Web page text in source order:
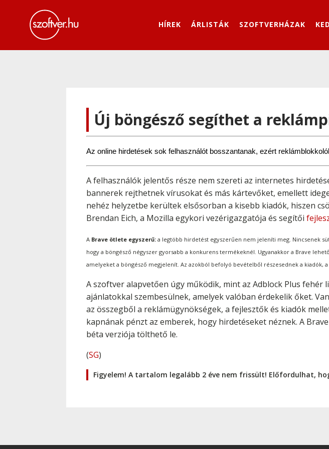
HÍREK ÁRLISTÁK SZOFTVERHÁZAK
Új böngésző segíthet a
Az online hirdetések sok felhasználót bosszantanak, ezért
A felhasználók jelentős része nem szereti az internetes
bannerek rejthetnek vírusokat és más kártevőket, emellett
nehéz helyzetbe kerültek elsősorban a kisebb kiadók, hiszen
Brendan Eich, a Mozilla egykori vezérigazgatója és segítői
A Brave ötlete egyszerű: a legtöbb hirdetést egyszerűen nem jeleníti meg. Nincsenek
hogy a böngésző négyszer gyorsabb a konkurens termékeknél. Ugyanakkor a Brave
amelyeket a böngésző megjelenít. Az azokból befolyó bevételből részesednek a kiadók,
A szoftver alapvetően úgy működik, mint az Adblock Plus
ajánlatokkal szembesülnek, amelyek valóban érdekelik őket.
az összegből a reklámügynökségek, a fejlesztők és kiadók
kapnának pénzt az emberek, hogy hirdetéseket néznek. A
béta verziója tölthető le.
(SG)
Figyelem! A tartalom legalább 2 éve nem frissült! Előfordulhat,